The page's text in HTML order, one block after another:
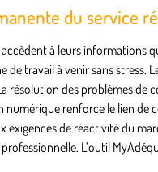
du service
à leurs informations
de travail à venir sans
résolution des problèmes
numérique renforce le lien
exigences de réactivité du
L’outil